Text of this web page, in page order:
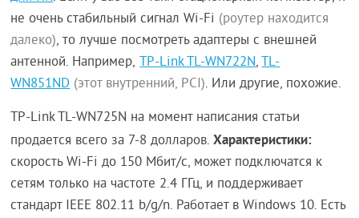
не очень стабильный сигнал Wi-Fi (роутер находится
далеко), то лучше посмотреть адаптеры с внешней
антенной. Например,TP-Link TL-WN722N,TL-
WN851ND (этот внутренний, PCI). Или другие, похожие.
TP-Link TL-WN725N на момент написания статьи
продается всего за 7-8 долларов.Характеристики:
скорость Wi-Fi до 150 Мбит/с, может подключатся к
сетям только на частоте 2.4 ГГц, и поддерживает
стандарт IEEE 802.11 b/g/n. Работает в Windows 10. Есть